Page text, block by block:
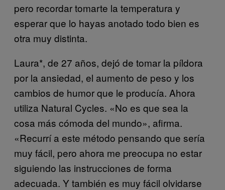
pero recordar tomarte la temperatura y
esperar que lo hayas anotado todo bien es
otra muy distinta.
Laura*, de 27 años, dejó de tomar la píldora
por la ansiedad, el aumento de peso y los
cambios de humor que le producía. Ahora
utiliza Natural Cycles. «No es que sea la
cosa más cómoda del mundo», afirma.
«Recurrí a este método pensando que sería
muy fácil, pero ahora me preocupa no estar
siguiendo las instrucciones de forma
adecuada. Y también es muy fácil olvidarse